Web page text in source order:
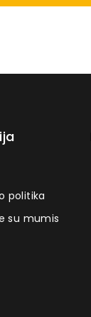
politika
su mumis